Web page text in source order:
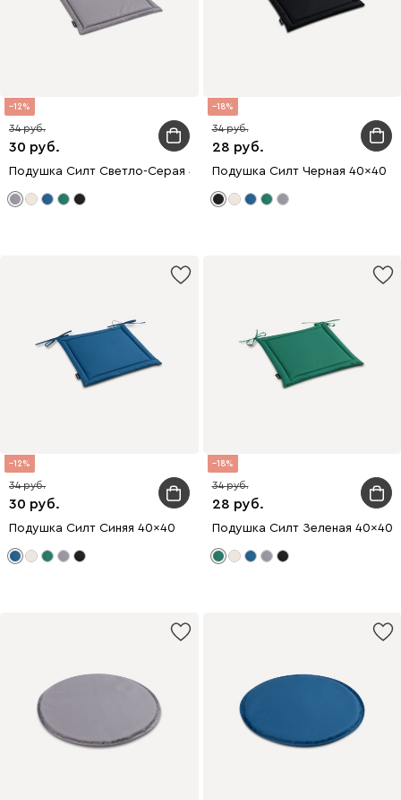
12
30
34
Подушка Силт Светло-Серая 40x40
18
28
34
Подушка Силт Черная 40x40
12
30
34
Подушка Силт Синяя 40x40
18
28
34
Подушка Силт Зеленая 40x40